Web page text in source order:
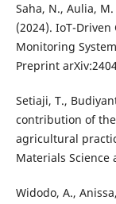
Saha, N., Aulia,
(2024). IoT-
Monitoring
Preprint
Setiaji, T.,
contribution of
agricultural
Materials Science
Widodo, A.,